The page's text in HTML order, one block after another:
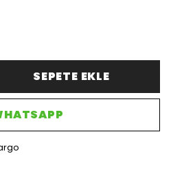
SEPETE EKLE